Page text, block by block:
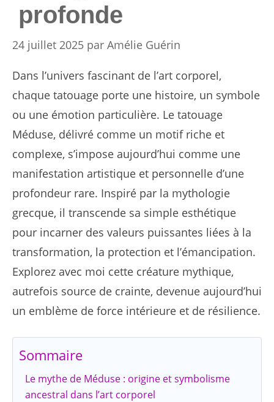
profonde
24 juillet 2025 par Amélie Guérin
Dans l’univers fascinant de l’art corporel,
chaque tatouage porte une histoire, un symbole
ou une émotion particulière. Le tatouage
Méduse, délivré comme un motif riche et
complexe, s’impose aujourd’hui comme une
manifestation artistique et personnelle d’une
profondeur rare. Inspiré par la mythologie
grecque, il transcende sa simple esthétique
pour incarner des valeurs puissantes liées à la
transformation, la protection et l’émancipation.
Explorez avec moi cette créature mythique,
autrefois source de crainte, devenue aujourd’hui
un emblème de force intérieure et de résilience.
Sommaire
Le mythe de Méduse : origine et symbolisme
ancestral dans l’art corporel